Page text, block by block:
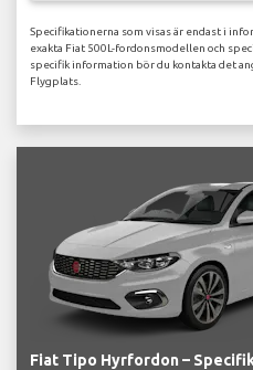
Specifikationerna som visas är endast i
exakta Fiat 500L-fordonsmodellen och
specifik information bör du kontakta det
Flygplats.
Fiat Tipo Hyrfordon –